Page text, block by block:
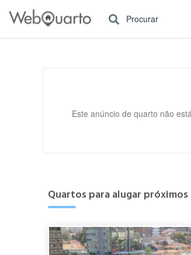
Procurar
Este anúncio de quarto não
Quartos para alugar próximos